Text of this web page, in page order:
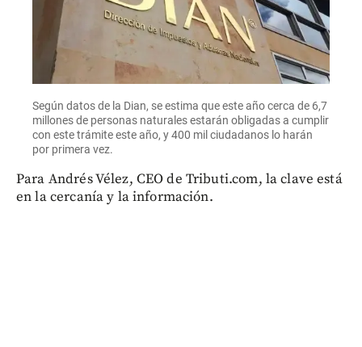
Según datos de la Dian, se estima que este año cerca de 6,7
millones de personas naturales estarán obligadas a cumplir
con este trámite este año, y 400 mil ciudadanos lo harán
por primera vez.
Para Andrés Vélez, CEO de Tributi.com, la clave está
en la cercanía y la información.